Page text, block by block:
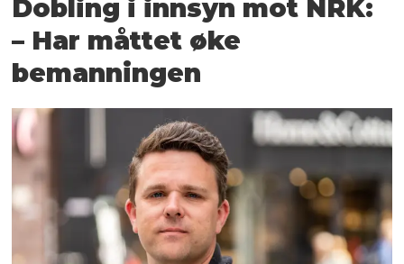
Dobling i innsyn mot NRK:
– Har måttet øke
bemanningen